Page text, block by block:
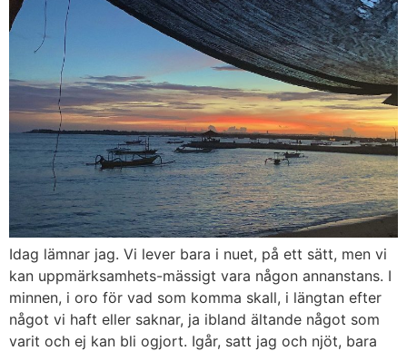
Idag lämnar jag. Vi lever bara i nuet, på ett sätt, men vi
kan uppmärksamhets-mässigt vara någon annanstans. I
minnen, i oro för vad som komma skall, i längtan efter
något vi haft eller saknar, ja ibland ältande något som
varit och ej kan bli ogjort. Igår, satt jag och njöt, bara